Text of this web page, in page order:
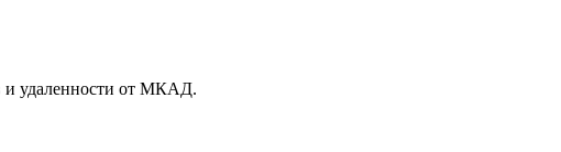
и удаленности от МКАД.